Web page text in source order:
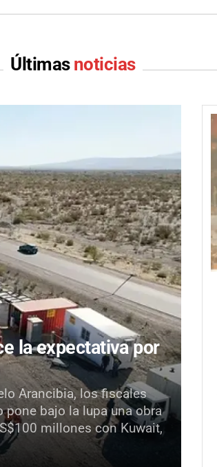
Últimas noticias
la expectativa por
Arancibia, los fiscales
pone bajo la lupa una obra
millones con Kuwait,